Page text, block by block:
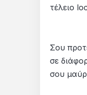
τέλειο
Σου
σε
σου